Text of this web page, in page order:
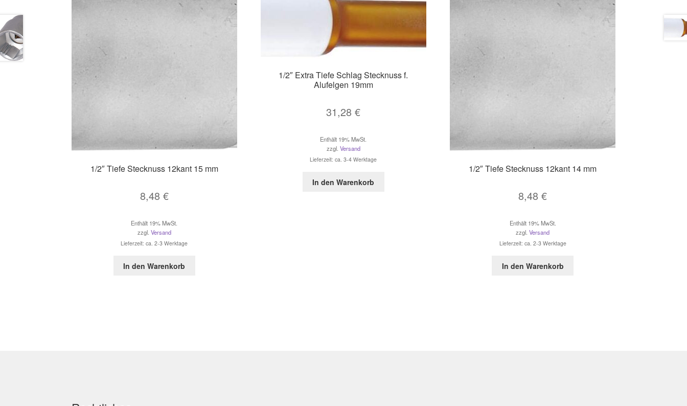
1/2″ Tiefe Stecknuss 12kant 15 mm
8,48 €
Enthält 19% MwSt.
zzgl. Versand
Lieferzeit: ca. 2-3 Werktage
In den Warenkorb
1/2″ Extra Tiefe Schlag Stecknuss f.
Alufelgen 19mm
31,28€
Enthält 19% MwSt.
zzgl. Versand
Lieferzeit: ca. 3-4 Werktage
In den Warenkorb
1/2″ Tiefe Stecknuss 12kant 14 mm
8,48€
Enthält 19% MwSt.
zzgl.Versand
Lieferzeit: ca. 2-3 Werktage
In den Warenkorb